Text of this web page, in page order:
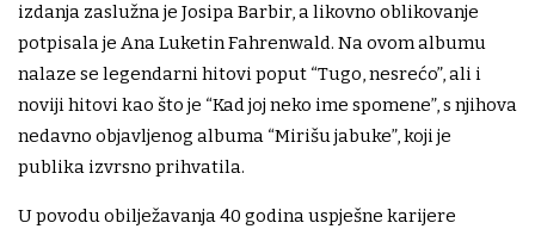
izdanja zaslužna je Josipa Barbir, a likovno oblikovanje
potpisala je Ana Luketin Fahrenwald. Na ovom albumu
nalaze se legendarni hitovi poput “Tugo, nesrećo”, ali i
noviji hitovi kao što je “Kad joj neko ime spomene”, s njihova
nedavno objavljenog albuma “Mirišu jabuke”, koji je
publika izvrsno prihvatila.
U povodu obilježavanja 40 godina uspješne karijere